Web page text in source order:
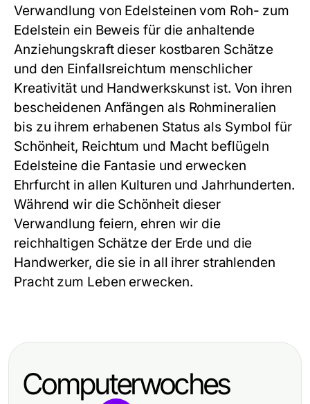
Verwandlung von Edelsteinen vom Roh- zum
Edelstein ein Beweis für die anhaltende
Anziehungskraft dieser kostbaren Schätze
und den Einfallsreichtum menschlicher
Kreativität und Handwerkskunst ist. Von ihren
bescheidenen Anfängen als Rohmineralien
bis zu ihrem erhabenen Status als Symbol für
Schönheit, Reichtum und Macht beflügeln
Edelsteine die Fantasie und erwecken
Ehrfurcht in allen Kulturen und Jahrhunderten.
Während wir die Schönheit dieser
Verwandlung feiern, ehren wir die
reichhaltigen Schätze der Erde und die
Handwerker, die sie in all ihrer strahlenden
Pracht zum Leben erwecken.
Computerwoches